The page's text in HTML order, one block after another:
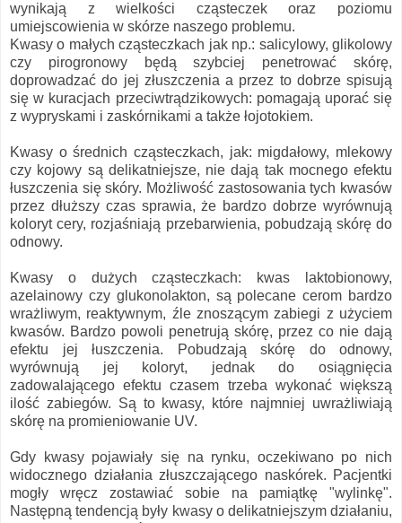
wynikają z wielkości cząsteczek oraz poziomu
umiejscowienia w skórze naszego problemu.
Kwasy o małych cząsteczkach jak np.: salicylowy, glikolowy
czy pirogronowy będą szybciej penetrować skórę,
doprowadzać do jej złuszczenia a przez to dobrze spisują
się w kuracjach przeciwtrądzikowych: pomagają uporać się
z wypryskami i zaskórnikami a także łojotokiem.
Kwasy o średnich cząsteczkach, jak: migdałowy, mlekowy
czy kojowy są delikatniejsze, nie dają tak mocnego efektu
łuszczenia się skóry. Możliwość zastosowania tych kwasów
przez dłuższy czas sprawia, że bardzo dobrze wyrównują
koloryt cery, rozjaśniają przebarwienia, pobudzają skórę do
odnowy.
Kwasy o dużych cząsteczkach: kwas laktobionowy,
azelainowy czy glukonolakton, są polecane cerom bardzo
wrażliwym, reaktywnym, źle znoszącym zabiegi z użyciem
kwasów. Bardzo powoli penetrują skórę, przez co nie dają
efektu jej łuszczenia. Pobudzają skórę do odnowy,
wyrównują jej koloryt, jednak do osiągnięcia
zadowalającego efektu czasem trzeba wykonać większą
ilość zabiegów. Są to kwasy, które najmniej uwrażliwiają
skórę na promieniowanie UV.
Gdy kwasy pojawiały się na rynku, oczekiwano po nich
widocznego działania złuszczającego naskórek. Pacjentki
mogły wręcz zostawiać sobie na pamiątkę "wylinkę".
Następną tendencją były kwasy o delikatniejszym działaniu,